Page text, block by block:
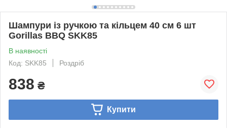
Шампури із ручкою та кільцем 40 см 6 шт
Gorillas BBQ SKK85
В наявності
Код: SKK85
Роздріб
838 ₴
Купити